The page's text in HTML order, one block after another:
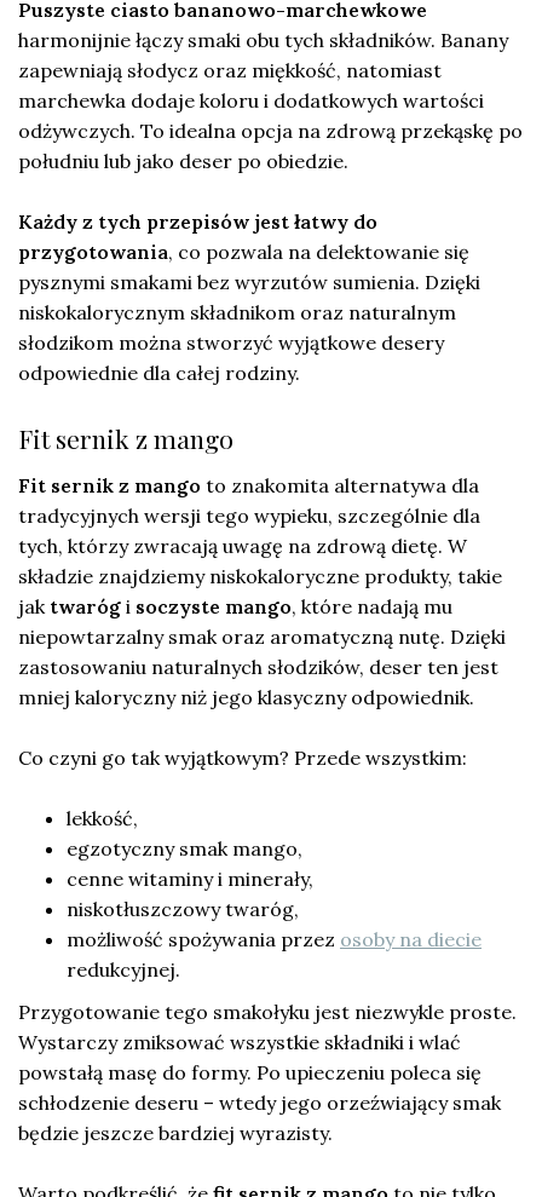
Puszyste ciasto bananowo-marchewkowe
harmonijnie łączy smaki obu tych składników. Banany
zapewniają słodycz oraz miękkość, natomiast
marchewka dodaje koloru i dodatkowych wartości
odżywczych. To idealna opcja na zdrową przekąskę po
południu lub jako deser po obiedzie.
Każdy z tych przepisów jest łatwy do
przygotowania, co pozwala na delektowanie się
pysznymi smakami bez wyrzutów sumienia. Dzięki
niskokalorycznym składnikom oraz naturalnym
słodzikom można stworzyć wyjątkowe desery
odpowiednie dla całej rodziny.
Fit sernik z mango
Fit sernik z mango to znakomita alternatywa dla
tradycyjnych wersji tego wypieku, szczególnie dla
tych, którzy zwracają uwagę na zdrową dietę. W
składzie znajdziemy niskokaloryczne produkty, takie
jak twaróg i soczyste mango, które nadają mu
niepowtarzalny smak oraz aromatyczną nutę. Dzięki
zastosowaniu naturalnych słodzików, deser ten jest
mniej kaloryczny niż jego klasyczny odpowiednik.
Co czyni go tak wyjątkowym? Przede wszystkim:
lekkość,
egzotyczny smak mango,
cenne witaminy i minerały,
niskotłuszczowy twaróg,
możliwość spożywania przez osoby na diecie
redukcyjnej.
Przygotowanie tego smakołyku jest niezwykle proste.
Wystarczy zmiksować wszystkie składniki i wlać
powstałą masę do formy. Po upieczeniu poleca się
schłodzenie deseru – wtedy jego orzeźwiający smak
będzie jeszcze bardziej wyrazisty.